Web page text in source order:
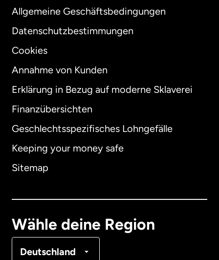
Allgemeine Geschäftsbedingungen
Datenschutzbestimmungen
Cookies
Annahme von Kunden
Erklärung in Bezug auf moderne Sklaverei
Finanzübersichten
Geschlechtsspezifisches Lohngefälle
Keeping your money safe
Sitemap
Wähle deine Region
Deutschland
International English
Australien